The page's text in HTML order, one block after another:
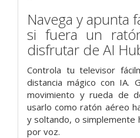
Navega y apunta
si fuera un
disfrutar de AI
Controla tu televisor
distancia mágico con IA.
movimiento y rueda de
usarlo como ratón aéreo
y soltando, o simplemente
por voz.